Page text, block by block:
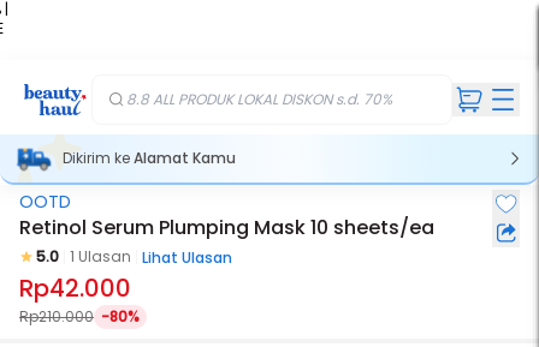
|
8.8 ALL PRODUK LOKAL DISKON s.d. 70%
Dikirim keAlamat Kamu
OOTD
Retinol Serum Plumping Mask 10 sheets/ea
5.0 1 Ulasan Lihat Ulasan
Rp42.000
Rp210.000 -80%